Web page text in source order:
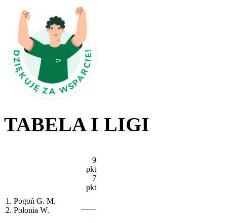
TABELA I LIGI
1. Pogoń G. M.
2. Polonia W.
9
pkt
7
pkt